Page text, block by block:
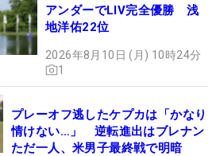
アンダーでLIV完全優勝 浅
地洋佑22位
2026年8月10日 (月) 10時24分
1
プレーオフ逃したケプカは「かなり
情けない…」 逆転進出はブレナン
ただ一人、米男子最終戦で明暗